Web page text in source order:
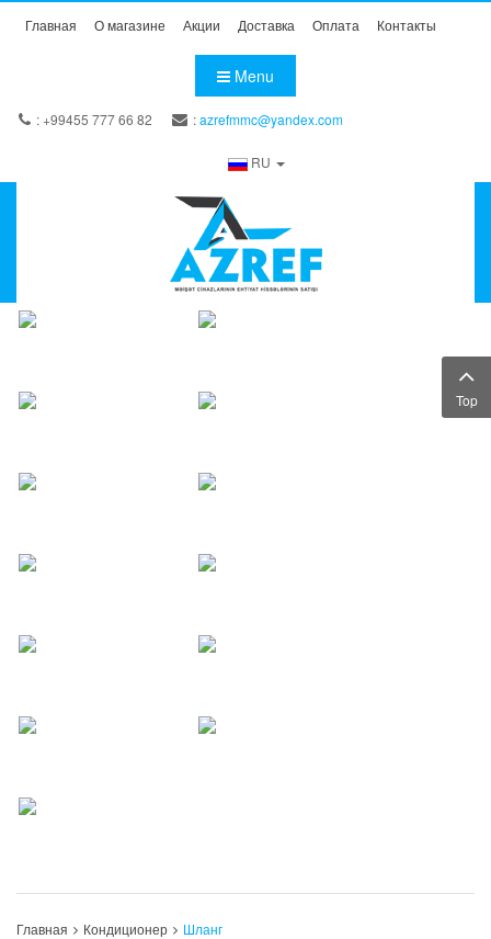
Главная О магазине Акции Доставка Оплата Контакты
Menu
: +99455 777 66 82 :azrefmmc@yandex.com
RU
Главная Кондиционер Шланг
Top